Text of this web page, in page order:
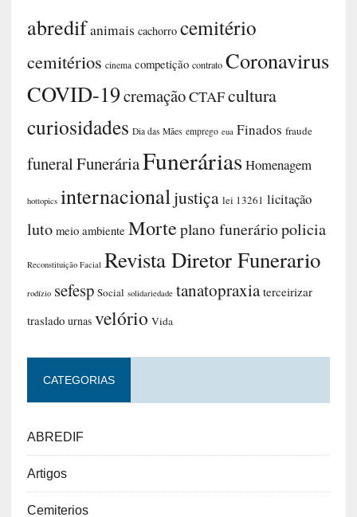
abredifanimais cachorro cemitério
cemitérios cinema competição contrato Coronavirus
COVID-19cremaçãoCTAFcultura
curiosidades Dia das Mães emprego eua Finados fraude
funeralFuneráriaFuneráriasHomenagem
hottopics internacionaljustiça lei 13261 licitação
luto meio ambiente Morteplano funeráriopolicia
Reconstituição Facial Revista Diretor Funerario
rodízio sefesp Social solidariedade tanatopraxia terceirizar
traslado urnas velório Vida
CATEGORIAS
ABREDIF
Artigos
Cemiterios